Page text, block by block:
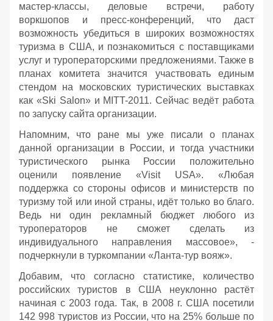
мастер-классы, деловые встречи, работу
воркшопов и пресс-конференций, что даст
возможность убедиться в широких возможностях
туризма в США, и познакомиться с поставщиками
услуг и туроператорскими предложениями. Также в
планах комитета значится участвовать единым
стендом на московских туристических выставках
как «Ski Salon» и MITT-2011. Сейчас ведёт работа
по запуску сайта организации.
Напомним, что ране мы уже писали о планах
данной организации в России, и тогда участники
туристического рынка России положительно
оценили появление «Visit USA». «Любая
поддержка со стороны офисов и министерств по
туризму той или иной страны, идёт только во благо.
Ведь ни один рекламный бюджет любого из
туроператоров не сможет сделать из
индивидуального направления массовое», -
подчеркнули в туркомпании «Ланта-тур вояж».
Добавим, что согласно статистике, количество
российских туристов в США неуклонно растёт
начиная с 2003 года. Так, в 2008 г. США посетили
142 998 туристов из России, что на 25% больше по